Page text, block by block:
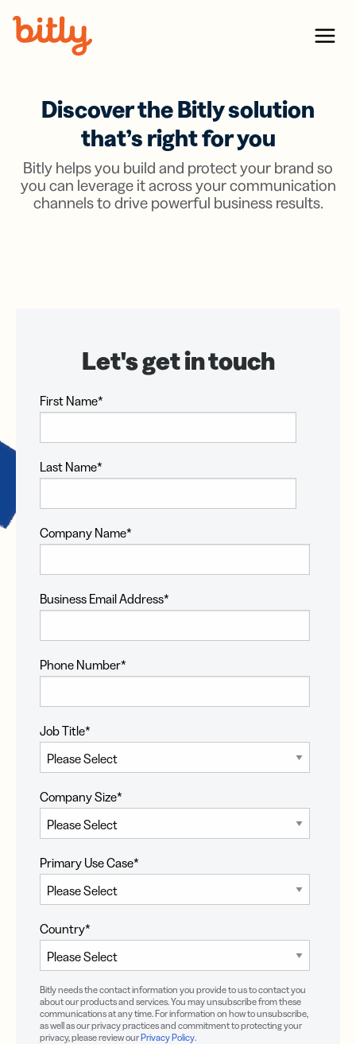
Menu
Discover the Bitly solution
that’s right for you
Bitly helps you build and protect your brand so
you can leverage it across your communication
channels to drive powerful business results.
First Name*
Last Name*
Company Name*
Business Email Address*
Phone Number*
Job Title*
Company Size*
Primary Use Case*
Country*
Bitly needs the contact information you provide to us to contact you
about our products and services. You may unsubscribe from these
communications at any time. For information on how to unsubscribe,
as well as our privacy practices and commitment to protecting your
privacy, please review ourPrivacy Policy.